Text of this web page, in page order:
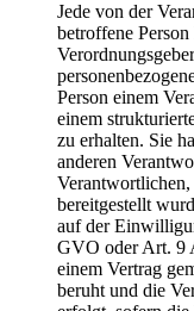
Jede von der
betroffene
Person einem
einem
zu erhalten. Sie
anderen
Verantwortlichen,
bereitgestellt
auf der
GVO oder Art. 9
einem Vertrag
beruht und die